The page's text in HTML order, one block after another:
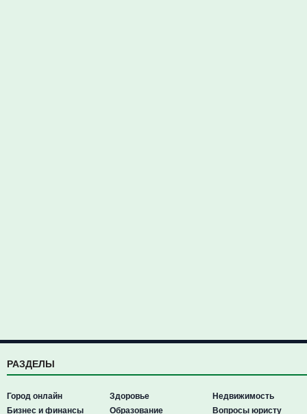
РАЗДЕЛЫ
Город онлайн
Бизнес и финансы
Здоровье
Образование
Недвижимость
Вопросы юристу